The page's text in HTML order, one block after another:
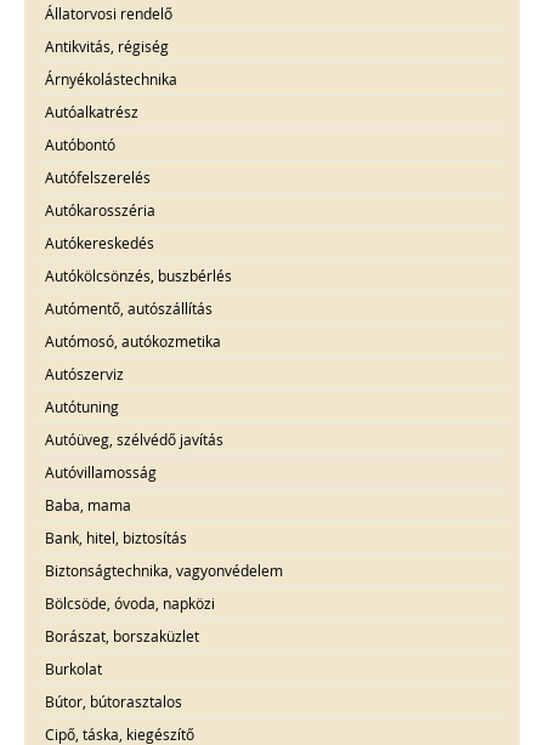
Állatorvosi rendelő
Antikvitás, régiség
Árnyékolástechnika
Autóalkatrész
Autóbontó
Autófelszerelés
Autókarosszéria
Autókereskedés
Autókölcsönzés, buszbérlés
Autómentő, autószállítás
Autómosó, autókozmetika
Autószerviz
Autótuning
Autóüveg, szélvédő javítás
Autóvillamosság
Baba, mama
Bank, hitel, biztosítás
Biztonságtechnika, vagyonvédelem
Bölcsöde, óvoda, napközi
Borászat, borszaküzlet
Burkolat
Bútor, bútorasztalos
Cipő, táska, kiegészítő